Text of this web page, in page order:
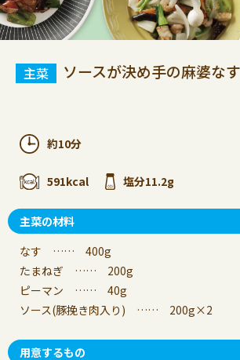
ソースが決め手の麻婆なす
約10分
591kcal 塩分11.2g
主菜の材料
なす …… 400g
たまねぎ …… 200g
ピーマン …… 40g
ソース(豚挽き肉入り) …… 200g×2
用意するもの